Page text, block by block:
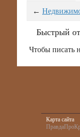
←
Быстрый
Чтобы писать
Карта сайта